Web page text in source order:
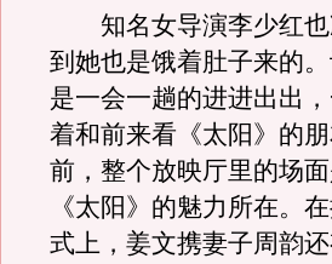
知名女导演李少红也
到她也是饿着肚子来的
是一会一趟的进进出出
着和前来看《太阳》的
前，整个放映厅里的场
《太阳》的魅力所在。
式上，姜文携妻子周韵